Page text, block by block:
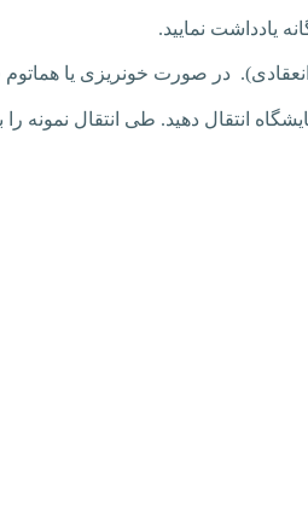
یادداشت نمایید.
در صورت خونریزی یا
انتقال دهید. طی انتقال نمونه